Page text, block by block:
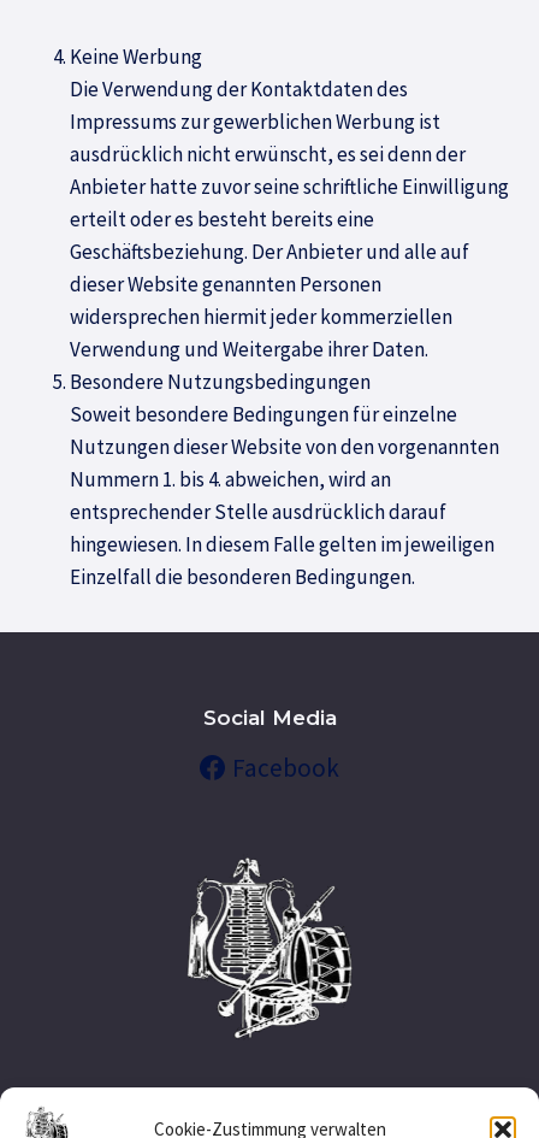
Cookie-Zustimmung verwalten
Keine Werbung
Die Verwendung der Kontaktdaten des
Impressums zur gewerblichen Werbung ist
ausdrücklich nicht erwünscht, es sei denn der
Anbieter hatte zuvor seine schriftliche Einwilligung
erteilt oder es besteht bereits eine
Geschäftsbeziehung. Der Anbieter und alle auf
dieser Website genannten Personen
widersprechen hiermit jeder kommerziellen
Verwendung und Weitergabe ihrer Daten.
Besondere Nutzungsbedingungen
Soweit besondere Bedingungen für einzelne
Nutzungen dieser Website von den vorgenannten
Nummern 1. bis 4. abweichen, wird an
entsprechender Stelle ausdrücklich darauf
hingewiesen. In diesem Falle gelten im jeweiligen
Einzelfall die besonderen Bedingungen.
Social Media
Facebook
Nützliche Links